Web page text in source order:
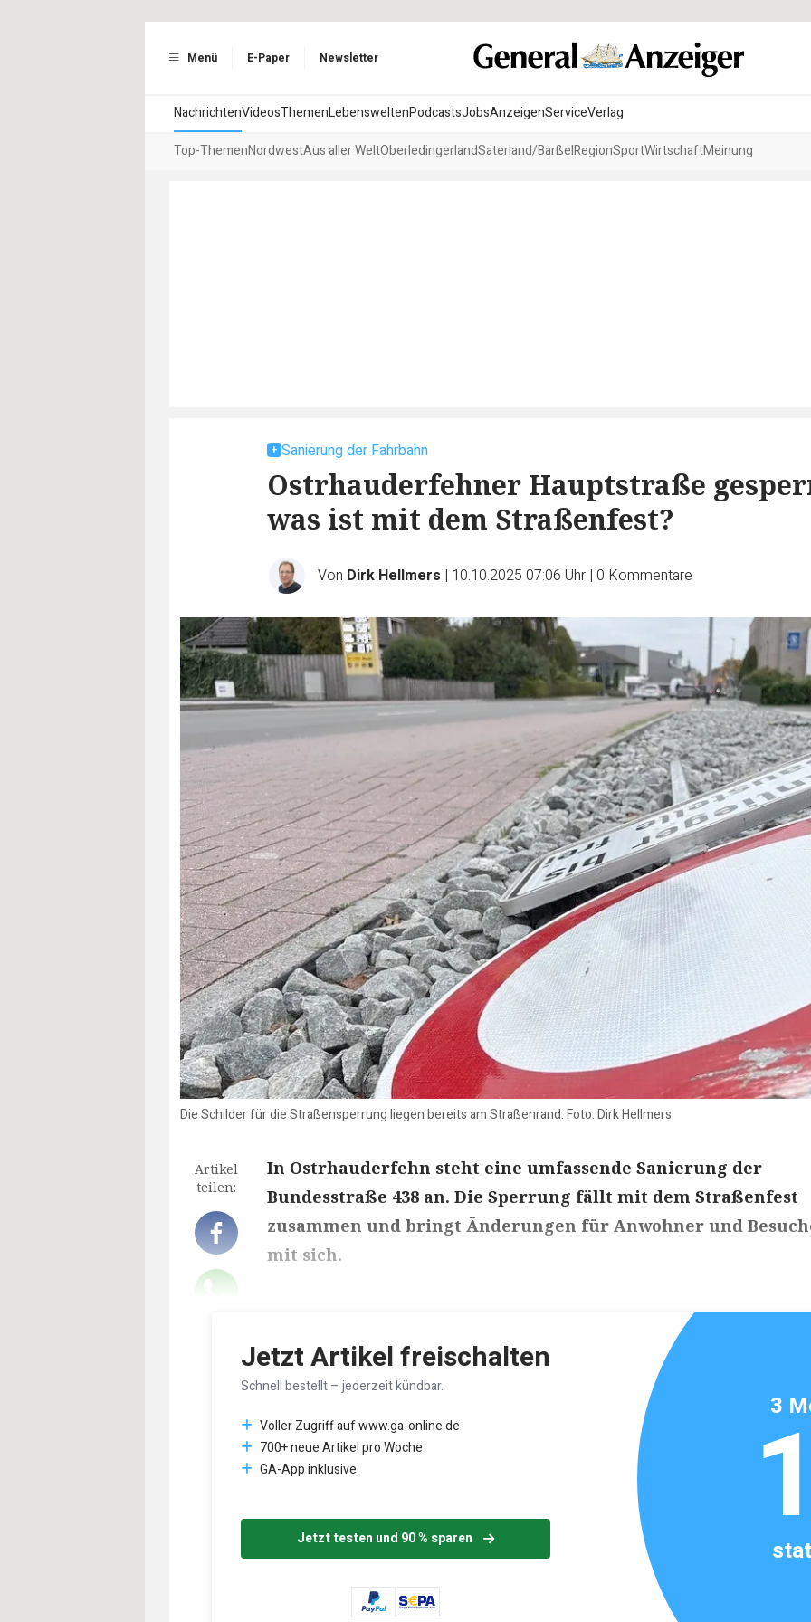
Menü E-Paper Newsletter
NachrichtenVideosThemenLebensweltenPodcastsJobsAnzeigenServiceVerlag
Top-ThemenNordwestAus aller WeltOberledingerlandSaterland/BarßelRegionSportWirtschaftMeinung
Sanierung der Fahrbahn
Ostrhauderfehner Hauptstraße
was ist mit dem Straßenfest?
Von Dirk Hellmers | 10.10.2025 07:06 Uhr | 0 Kommentare
Die Schilder für die Straßensperrung liegen bereits am Straßenrand. Foto: Dirk Hellmers
Artikel
teilen:
In Ostrhauderfehn steht eine umfassende Sanierung der
Bundesstraße 438 an. Die Sperrung fällt mit dem Straßenfest
zusammen und bringt Änderungen für Anwohner und
mit sich.
Jetzt Artikel freischalten
Schnell bestellt – jederzeit kündbar.
Voller Zugriff auf www.ga-online.de
700+ neue Artikel pro Woche
GA-App inklusive
Jetzt testen und 90 % sparen
3